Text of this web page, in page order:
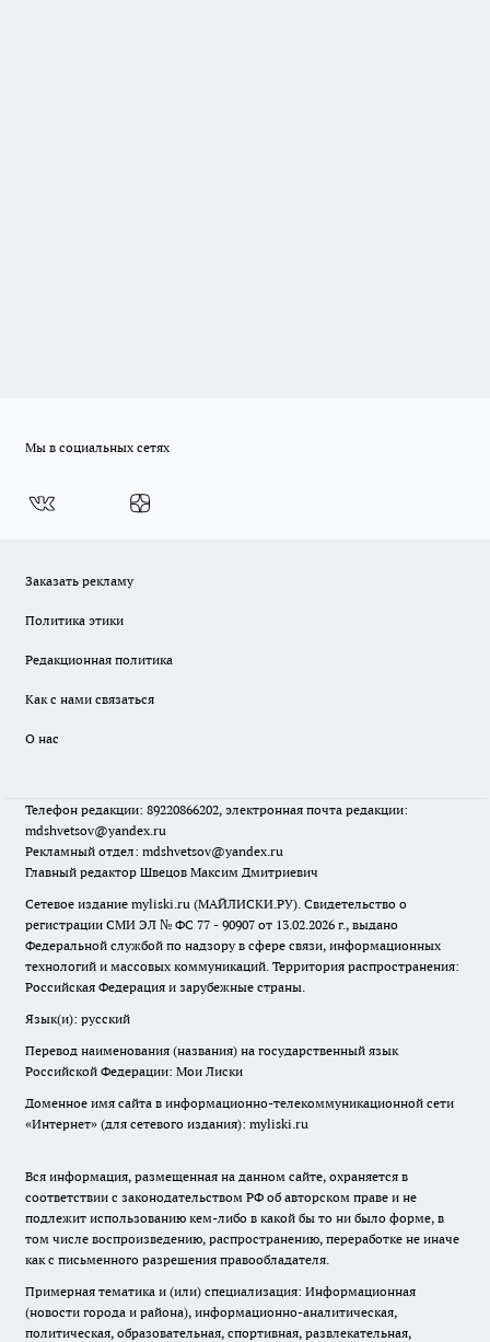
Мы в социальных сетях
Заказать рекламу
Политика этики
Редакционная политика
Как с нами связаться
О нас
Телефон редакции: 89220866202, электронная почта редакции:
mdshvetsov@yandex.ru
Рекламный отдел: mdshvetsov@yandex.ru
Главный редактор Швецов Максим Дмитриевич
Сетевое издание myliski.ru (МАЙЛИСКИ.РУ). Свидетельство о
регистрации СМИ ЭЛ № ФС 77 - 90907 от 13.02.2026 г., выдано
Федеральной службой по надзору в сфере связи, информационных
технологий и массовых коммуникаций. Территория распространения:
Российская Федерация и зарубежные страны.
Язык(и): русский
Перевод наименования (названия) на государственный язык
Российской Федерации: Мои Лиски
Доменное имя сайта в информационно-телекоммуникационной сети
«Интернет» (для сетевого издания): myliski.ru
Вся информация, размещенная на данном сайте, охраняется в
соответствии с законодательством РФ об авторском праве и не
подлежит использованию кем-либо в какой бы то ни было форме, в
том числе воспроизведению, распространению, переработке не иначе
как с письменного разрешения правообладателя.
Примерная тематика и (или) специализация: Информационная
(новости города и района), информационно-аналитическая,
политическая, образовательная, спортивная, развлекательная,